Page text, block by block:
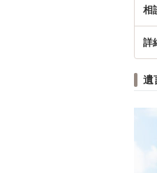
相
詳
遺